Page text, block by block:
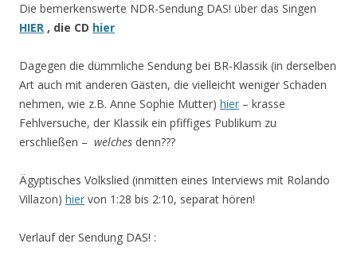
Die bemerkenswerte NDR-Sendung DAS! über das Singen
HIER , die CD hier
Dagegen die dümmliche Sendung bei BR-Klassik (in derselben
Art auch mit anderen Gästen, die vielleicht weniger Schaden
nehmen, wie z.B. Anne Sophie Mutter) hier – krasse
Fehlversuche, der Klassik ein pfiffiges Publikum zu
erschließen – welches denn???
Ägyptisches Volkslied (inmitten eines Interviews mit Rolando
Villazon) hier von 1:28 bis 2:10, separat hören!
Verlauf der Sendung DAS! :